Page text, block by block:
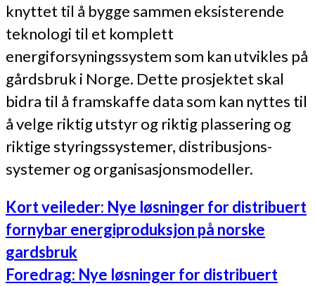
knyttet til å bygge sammen eksisterende
teknologi til et komplett
energiforsyningssystem som kan utvikles på
gårdsbruk i Norge. Dette prosjektet skal
bidra til å framskaffe data som kan nyttes til
å velge riktig utstyr og riktig plassering og
riktige styringssystemer, distribusjons-
systemer og organisasjonsmodeller.
Kort veileder: Nye løsninger for distribuert
fornybar energiproduksjon på norske
gardsbruk
Foredrag: Nye løsninger for distribuert